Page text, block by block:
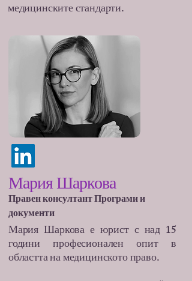
медицинските стандарти.
Правен консултант Програми и
документи
Мария Шаркова
Мария Шаркова е юрист с над 15
години професионален опит в
областта на медицинското право.